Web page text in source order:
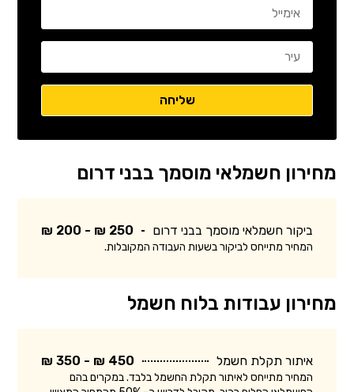
מחירון חשמלאי מוסמך בבני דרום
ביקור חשמלאי מוסמך בבני דרום 250 ₪ - 200 ₪
המחיר מתייחס לביקור בשעות העבודה המקובלות.
מחירון עבודות בלוח חשמל
איתור תקלת חשמל 450 ₪ - 350 ₪
המחיר מתייחס לאיתור תקלת החשמל בלבד. במקרים בהם